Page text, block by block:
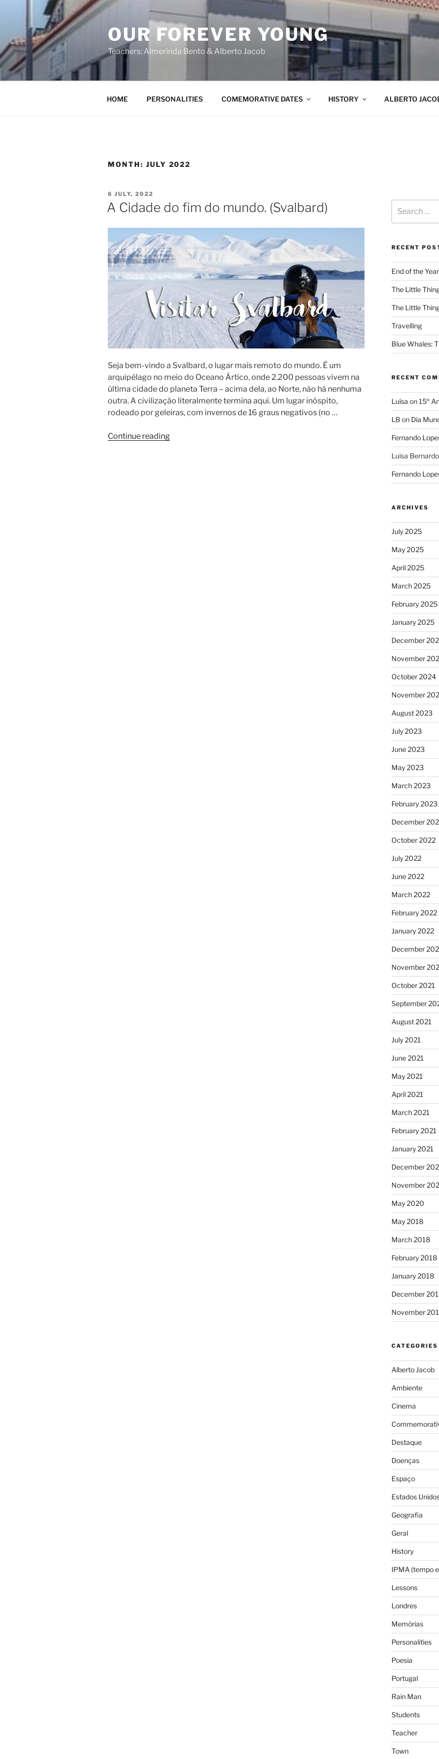
OUR FOREVER YOUNG
Teachers: Almerinda Bento & Alberto Jacob
HOME PERSONALITIES COMEMORATIVE DATES HISTORY ALBERTO
MONTH: JULY 2022
6 JULY, 2022
A Cidade do fim do mundo. (Svalbard)
Seja bem-vindo a Svalbard, o lugar mais remoto do mundo. É um
arquipélago no meio do Oceano Ártico, onde 2.200 pessoas vivem na
última cidade do planeta Terra – acima dela, ao Norte, não há nenhuma
outra. A civilização literalmente termina aqui. Um lugar inóspito,
rodeado por geleiras, com invernos de 16 graus negativos (no …
Continue reading
RECENT
End of the
The Little
The Little
Travelling
Blue Whales:
RECENT
Luísa on15º
LB on Dia
Fernando
Luisa Bernardo
Fernando
ARCHIVES
July 2025
May 2025
April 2025
March 2025
February 2025
January 2025
December
November
October 2024
November
August 2023
July 2023
June 2023
May 2023
March 2023
February 2023
December
October 2022
July 2022
June 2022
March 2022
February 2022
January 2022
December
November
October 2021
September
August 2021
July 2021
June 2021
May 2021
April 2021
March 2021
February 2021
January 2021
December
November
May 2020
May 2018
March 2018
February 2018
January 2018
December
November
CATEGORIES
Alberto Jacob
Ambiente
Cinema
Destaque
Doenças
Espaço
Estados
Geografia
Geral
History
IPMA (tempo
Lessons
Londres
Memórias
Personalities
Poesia
Portugal
Rain Man
Students
Teacher
Town